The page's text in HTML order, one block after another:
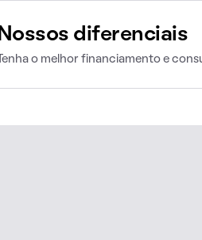
Nossos diferenciais
Tenha o melhor financiamento e